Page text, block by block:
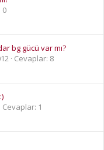
0
bg gücü var mı?
Cevaplar: 8
Cevaplar: 1